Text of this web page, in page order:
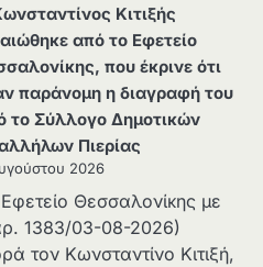
Κιτιξής
από το Εφετείο
που έκρινε ότι
παράνομη η διαγραφή του
το Σύλλογο Δημοτικών
Πιερίας
2026
Θεσσαλονίκης με
1383/03-08-2026)
τον Κωνσταντίνο Κιτιξή,